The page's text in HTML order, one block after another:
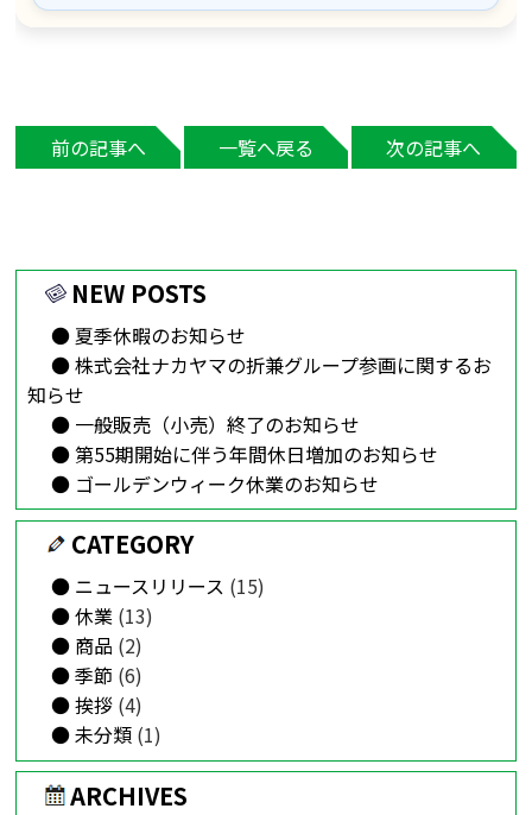
前の記事へ 一覧へ戻る 次の記事へ
NEW POSTS
夏季休暇のお知らせ
株式会社ナカヤマの折兼グループ参画に関するお
知らせ
一般販売（小売）終了のお知らせ
第55期開始に伴う年間休日増加のお知らせ
ゴールデンウィーク休業のお知らせ
CATEGORY
ニュースリリース (15)
休業(13)
商品 (2)
季節 (6)
挨拶(4)
未分類(1)
ARCHIVES